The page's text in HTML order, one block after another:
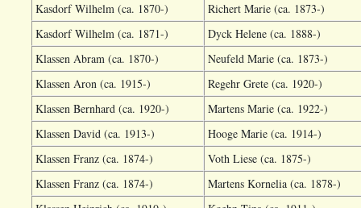
Kasdorf Wilhelm (ca. 1870-)
Richert Marie (ca. 1873-)
Kasdorf Wilhelm (ca. 1871-)
Dyck Helene (ca. 1888-)
Klassen Abram (ca. 1870-)
Neufeld Marie (ca. 1873-)
Klassen Aron (ca. 1915-)
Regehr Grete (ca. 1920-)
Klassen Bernhard (ca. 1920-)
Martens Marie (ca. 1922-)
Klassen David (ca. 1913-)
Hooge Marie (ca. 1914-)
Klassen Franz (ca. 1874-)
Voth Liese (ca. 1875-)
Klassen Franz (ca. 1874-)
Martens Kornelia (ca. 1878-)